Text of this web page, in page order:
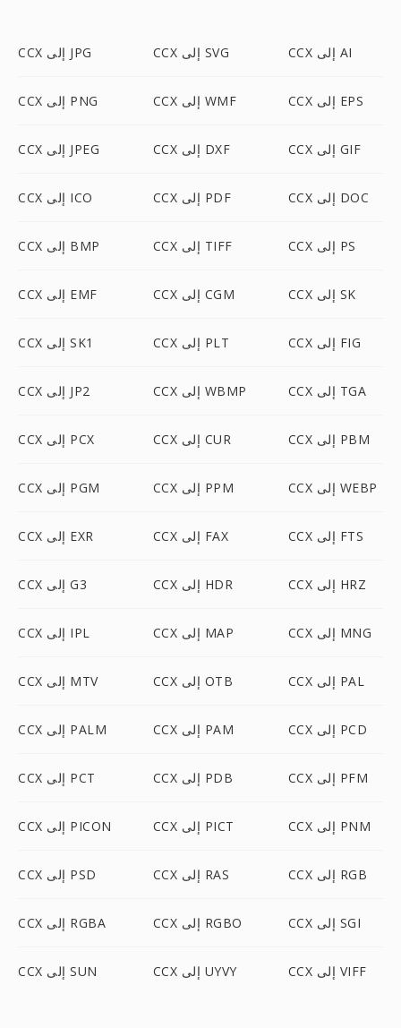
CCX إلى JPG CCX إلى SVG CCX إلى AI
CCX إلى PNG CCX إلى WMF CCX إلى EPS
CCX إلى JPEG CCX إلى DXF CCX إلى GIF
CCX إلى ICO CCX إلى PDF CCX إلى DOC
CCX إلى BMP CCX إلى TIFF CCX إلى PS
CCX إلى EMF CCX إلى CGM CCX إلى SK
CCX إلى SK1 CCX إلى PLT CCX إلى FIG
CCX إلى JP2 CCX إلى WBMP CCX إلى TGA
CCX إلى PCX CCX إلى CUR CCX إلى PBM
CCX إلى PGM CCX إلى PPM CCX إلى WEBP
CCX إلى EXR CCX إلى FAX CCX إلى FTS
CCX إلى G3 CCX إلى HDR CCX إلى HRZ
CCX إلى IPL CCX إلى MAP CCX إلى MNG
CCX إلى MTV CCX إلى OTB CCX إلى PAL
CCX إلى PALM CCX إلى PAM CCX إلى PCD
CCX إلى PCT CCX إلى PDB CCX إلى PFM
CCX إلى PICON CCX إلى PICT CCX إلى PNM
CCX إلى PSD CCX إلى RAS CCX إلى RGB
CCX إلى RGBA CCX إلى RGBO CCX إلى SGI
CCX إلى SUN CCX إلى UYVY CCX إلى VIFF